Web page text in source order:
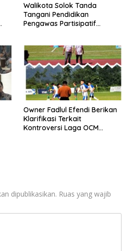
Walikota Solok Tanda
Tangani Pendidikan
Pengawas Partisipatif
Owner Fadlul Efendi Berikan
Klarifikasi Terkait
Kontroversi Laga OCM
dipublikasikan. Ruas yang wajib